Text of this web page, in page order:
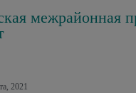
межрайонная
2021